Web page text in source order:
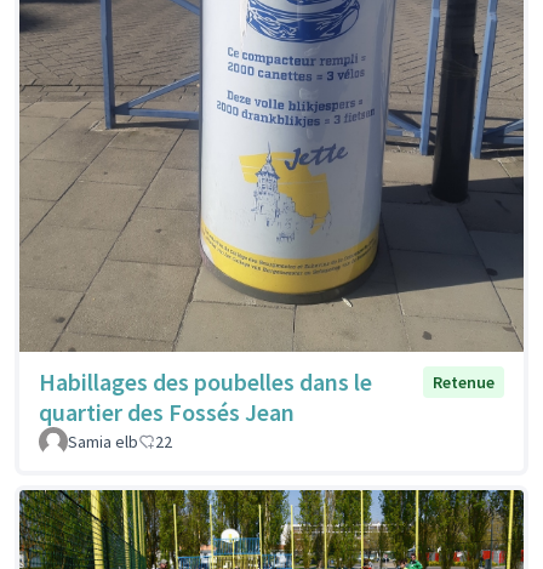
Habillages des poubelles dans le
quartier des Fossés Jean
Retenue
Samia elb 22